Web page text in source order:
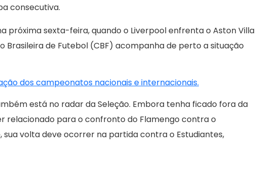
consecutiva.
próxima sexta-feira, quando o Liverpool enfrenta o Aston Villa
Brasileira de Futebol (CBF) acompanha de perto a situação
dos campeonatos nacionais e internacionais.
está no radar da Seleção. Embora tenha ficado fora da
relacionado para o confronto do Flamengo contra o
sua volta deve ocorrer na partida contra o Estudiantes,